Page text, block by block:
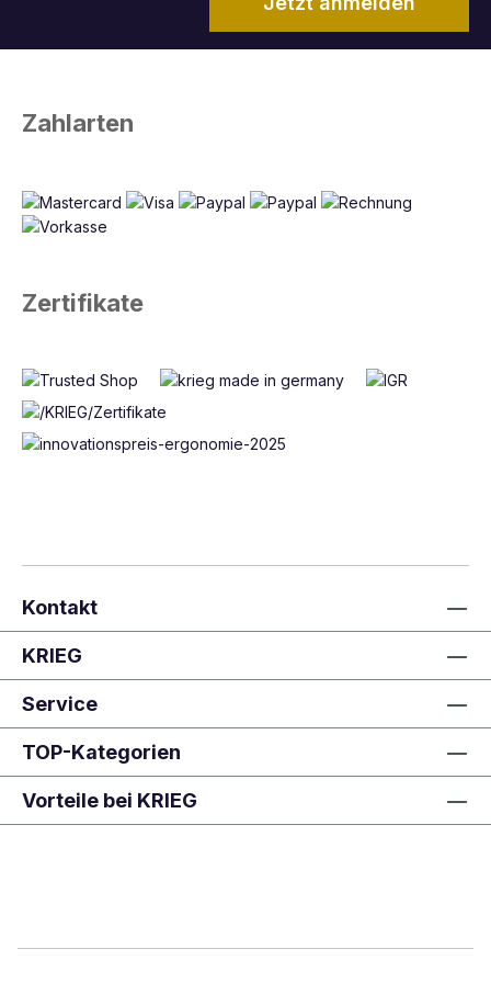
Zahlarten
Zertifikate
Kontakt
KRIEG
Service
TOP-Kategorien
Vorteile bei KRIEG